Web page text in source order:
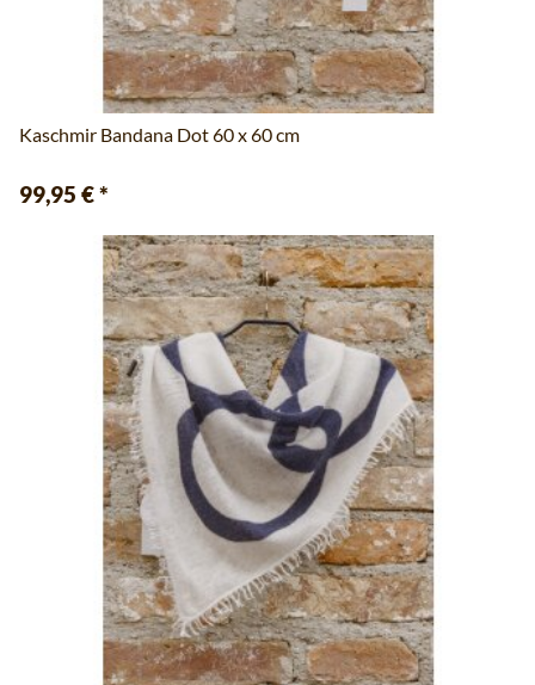
Kaschmir Bandana Dot 60 x 60 cm
99,95 €*